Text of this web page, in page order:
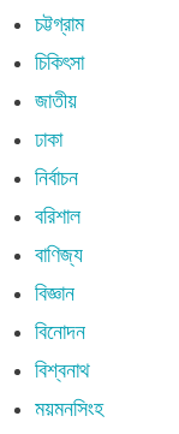
চট্টগ্রাম
চিকিৎসা
জাতীয়
ঢাকা
নির্বাচন
বরিশাল
বাণিজ্য
বিজ্ঞান
বিনোদন
বিশ্বনাথ
ময়মনসিংহ